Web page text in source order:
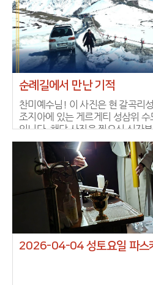
순례길에서 만난 기적
찬미예수님! 이 사진은 현 갈곡리성당 주임신부님의 지인분이
조지아에 있는 게르게티 성삼위
입니다. 해당 사진을 찍으신 신자분께서 공유해주신 사진을
내용을 넣어 편집한 사진 입니다. 2026년 4월 26일 순례하던
차량 운전 조수석에 앉아 16시 6
하던 9장의 사진 중 8번째 사진으로 사진에는 십자가와
손 모양이 나타난 신비한 현상이었습니다. 순례
총이자 메세지가 아닐까 생각해보
세계 평화를 위해 함께 기도해 주
존하시는 주님을 느끼고 그 은총을 함께 하고자 이 사진을 올
2026-04-04 성토요일 파스